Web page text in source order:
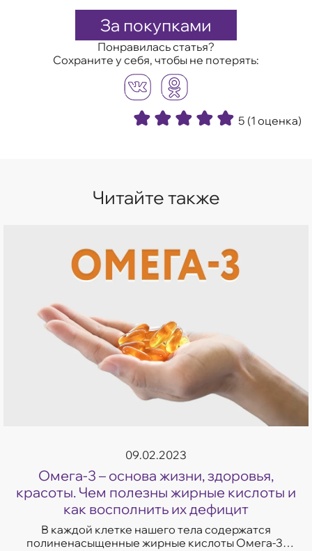
За покупками
Понравилась статья?
Сохраните у себя, чтобы не потерять:
5 (1 оценка)
Читайте также
09.02.2023
Омега-3 – основа жизни, здоровья,
красоты. Чем полезны жирные кислоты и
как восполнить их дефицит
В каждой клетке нашего тела содержатся
полиненасыщенные жирные кислоты Омега-3.